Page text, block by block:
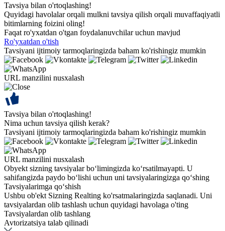
Tavsiya bilan o'rtoqlashing!
Quyidagi havolalar orqali mulkni tavsiya qilish orqali muvaffaqiyatli
bitimlarning foizini oling!
Faqat ro'yxatdan o'tgan foydalanuvchilar uchun mavjud
Ro'yxatdan o'tish
Tavsiyani ijtimoiy tarmoqlaringizda baham ko'rishingiz mumkin
URL manzilini nusxalash
Tavsiya bilan o'rtoqlashing!
Nima uchun tavsiya qilish kerak?
Tavsiyani ijtimoiy tarmoqlaringizda baham ko'rishingiz mumkin
URL manzilini nusxalash
Obyekt sizning tavsiyalar bo‘limingizda ko‘rsatilmayapti. U
sahifangizda paydo bo‘lishi uchun uni tavsiyalaringizga qo‘shing
Tavsiyalarimga qo‘shish
Ushbu ob'ekt Sizning Realting ko'rsatmalaringizda saqlanadi. Uni
tavsiyalardan olib tashlash uchun quyidagi havolaga o'ting
Tavsiyalardan olib tashlang
Avtorizatsiya talab qilinadi